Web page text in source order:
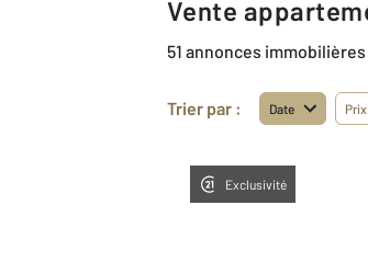
Vente
51 annonces immobilières
Trier par : Date Prix
Exclusivité